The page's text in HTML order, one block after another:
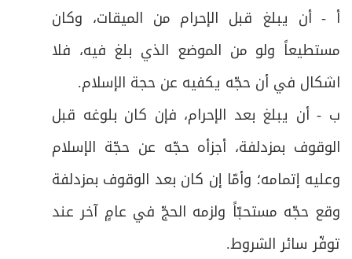
أ - أن يبلغ قبل الإحرام من الميقات، وكان
مستطيعاً ولو من الموضع الذي بلغ فيه، فلا
اشكال في أن حجّه يكفيه عن حجة الإسلام.
ب - أن يبلغ بعد الإحرام، فإن كان بلوغه قبل
الوقوف بمزدلفة، أجزأه حجّه عن حجّة الإسلام
وعليه إتمامه؛ وأمّا إن كان بعد الوقوف بمزدلفة
وقع حجّه مستحبّاً ولزمه الحجّ في عامٍ آخر عند
توفّر سائر الشروط.
ص28 الفرع الثالث: في قطع الطواف:
ص الفرع الرابع: في النقصان والزيادة في الطواف
30 الفرع الخامس: في أحكام الشك في الطواف
ص
31 الفرع السادس: في أحكام الخلل في الطواف
ص32 المبحث الثالث: في صلاة الطواف وفيه فرع
33 فرعٌ: في آداب الطواف وصلاته